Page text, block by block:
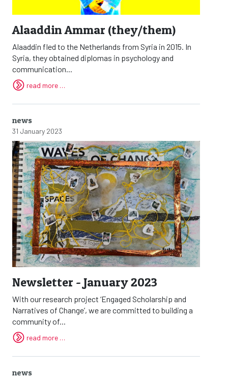
Alaaddin Ammar (they/them)
Alaaddin fled to the Netherlands from Syria in 2015. In
Syria, they obtained diplomas in psychology and
communication...
read more …
news
31 January 2023
Newsletter - January 2023
With our research project ‘Engaged Scholarship and
Narratives of Change’, we are committed to building a
community of...
read more …
news